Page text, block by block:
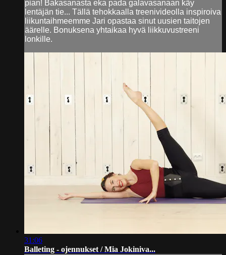
pian! Bakasanasta eka pada galavasanaan käy
lentäjän tie... Tällä tehokkaalla treenivideolla inspiroiva
liikuntaihmeemme Jari opastaa sinut uusien taitojen
äärelle. Bonuksena yhtaikaa hyvä liikkuvustreeni
lonkille.
31:06
Balleting - ojennukset / Mia Jokiniva...